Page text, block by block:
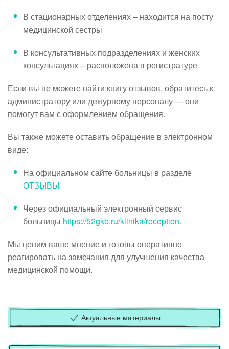
В стационарных отделениях– находится на посту
медицинской сестры
В консультативных подразделениях и женских
консультациях– расположена в регистратуре
Если вы не можете найти книгу отзывов, обратитесь к
администратору или дежурному персоналу — они
помогут вам с оформлением обращения.
Вы также можете оставить обращение в электронном
виде:
На официальном сайте больницы в разделе
ОТЗЫВЫ
Через официальный электронный сервис
больницы https://52gkb.ru/klinika/reception.
Мы ценим ваше мнение и готовы оперативно
реагировать на замечания для улучшения качества
медицинской помощи.
Актуальные материалы